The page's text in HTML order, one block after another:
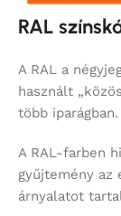
RAL
A RAL a
használt
több iparágban.
A RAL-farben
gyűjtemény az
árnyalatot